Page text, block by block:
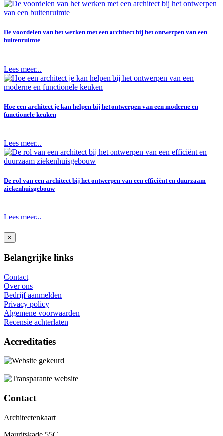
De voordelen van het werken met een architect bij het ontwerpen van een
buitenruimte
Lees meer...
Hoe een architect je kan helpen bij het ontwerpen van een moderne en
functionele keuken
Lees meer...
De rol van een architect bij het ontwerpen van een efficiënt en duurzaam
ziekenhuisgebouw
Lees meer...
×
Belangrijke links
Contact
Over ons
Bedrijf aanmelden
Privacy policy
Algemene voorwaarden
Recensie achterlaten
Accreditaties
Contact
Architectenkaart
Mauritskade 55C